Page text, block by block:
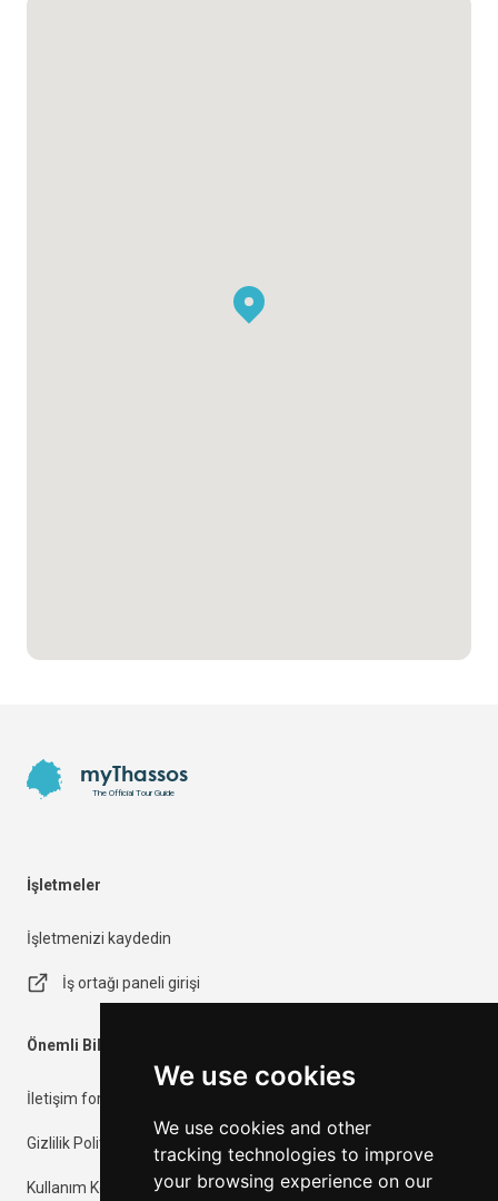
We use cookies
We use cookies and other
tracking technologies to improve
your browsing experience on our
myThassos
The Official Tour Guide
İşletmeler
İşletmenizi kaydedin
İş ortağı paneli girişi
Önemli Bilgiler
İletişim formu
Gizlilik Politikası
Kullanım Koşulları